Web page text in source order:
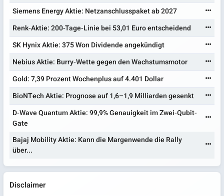
Siemens Energy Aktie: Netzanschlusspaket ab 2027
Renk-Aktie: 200-Tage-Linie bei 53,01 Euro entscheidend
SK Hynix Aktie: 375 Won Dividende angekündigt
Nebius Aktie: Burry-Wette gegen den Wachstumsmotor
Gold: 7,39 Prozent Wochenplus auf 4.401 Dollar
BioNTech Aktie: Prognose auf 1,6–1,9 Milliarden gesenkt
D-Wave Quantum Aktie: 99,9% Genauigkeit im Zwei-Qubit-
Gate
Bajaj Mobility Aktie: Kann die Margenwende die Rally
über...
Disclaimer